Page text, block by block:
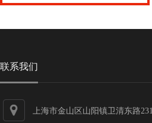
联系我们
上海市金山区山阳镇卫清东路